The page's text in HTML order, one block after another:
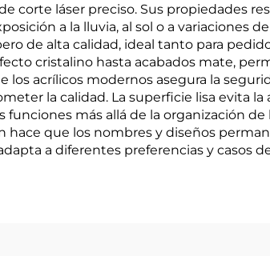
corte láser preciso. Sus propiedades
a la lluvia, al sol o a variaciones
de alta calidad, ideal tanto para
cristalino hasta acabados mate,
acrílicos modernos asegura la
la calidad. La superficie lisa evita
más allá de la organización
hace que los nombres y diseños
a diferentes preferencias y casos